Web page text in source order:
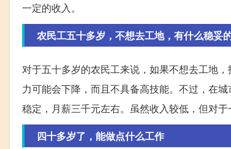
一定的收入。
农民工五十多岁，不想去工地，有什么稳妥
对于五十多岁的农民工来说，如果不想去工地
力可能会下降，而且不具备高技能。不过，在
稳定，月薪三千元左右。虽然收入较低，但对
四十多岁了，能做点什么工作